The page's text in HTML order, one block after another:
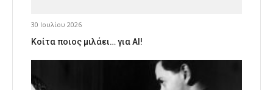
30 Ιουλίου 2026
Κοίτα ποιος μιλάει… για AI!